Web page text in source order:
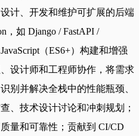
计、开发和维护可扩展的后端
，如 Django / FastAPI /
（ES6+）构建和增强
设计师和工程师协作，将需求
别并解决全栈中的性能瓶颈、
、技术设计讨论和冲刺规划；
量和可靠性；贡献到 CI/CD